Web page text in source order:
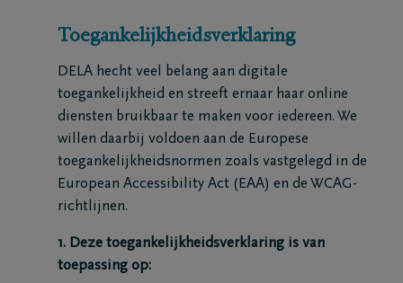
Home
Wie
zijn
we
Contact
Uitvaart
regelen
Toegankelijkheidsverklaring
DELA hecht veel belang aan digitale
toegankelijkheid en streeft ernaar haar online
diensten bruikbaar te maken voor iedereen. We
willen daarbij voldoen aan de Europese
toegankelijkheidsnormen zoals vastgelegd in de
European Accessibility Act (EAA) en de WCAG-
richtlijnen.
1. Deze toegankelijkheidsverklaring is van
toepassing op: